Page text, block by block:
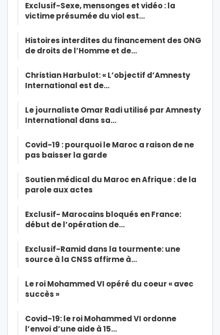
Exclusif-Sexe, mensonges et vidéo : la
victime présumée du viol est…
Histoires interdites du financement des ONG
de droits de l’Homme et de…
Christian Harbulot: « L’objectif d’Amnesty
International est de…
Le journaliste Omar Radi utilisé par Amnesty
International dans sa…
Covid-19 : pourquoi le Maroc a raison de ne
pas baisser la garde
Soutien médical du Maroc en Afrique : de la
parole aux actes
Exclusif- Marocains bloqués en France:
début de l’opération de…
Exclusif-Ramid dans la tourmente: une
source à la CNSS affirme à…
Le roi Mohammed VI opéré du coeur « avec
succès »
Covid-19: le roi Mohammed VI ordonne
l’envoi d’une aide à 15…